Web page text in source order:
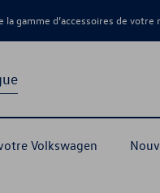
gamme d’accessoires de
Volkswagen